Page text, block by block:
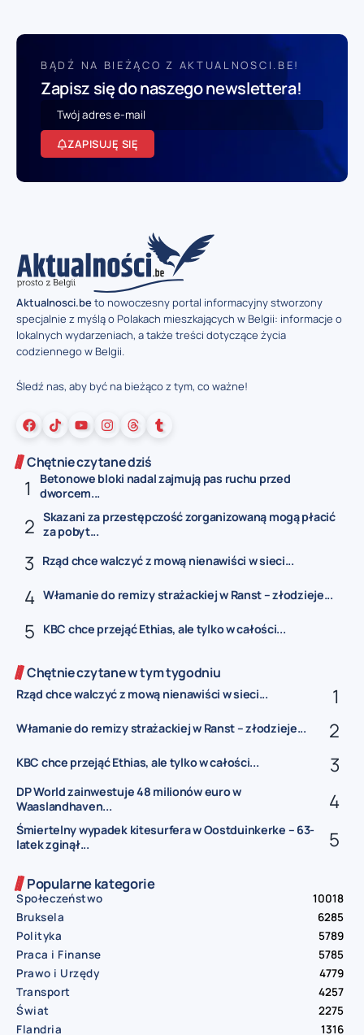
BĄDŹ NA BIEŻĄCO Z AKTUALNOSCI.BE!
Zapisz się do naszego newslettera!
ZAPISUJĘ SIĘ
Aktualnosci.beto nowoczesny portal informacyjny stworzony
specjalnie z myślą o Polakach mieszkających w Belgii: informacje o
lokalnych wydarzeniach, a także treści dotyczące życia
codziennego w Belgii.
Śledź nas, aby być na bieżąco z tym, co ważne!
Chętnie czytane dziś
Betonowe bloki nadal zajmują pas ruchu przed
dworcem...
Skazani za przestępczość zorganizowaną mogą płacić
za pobyt...
Rząd chce walczyć z mową nienawiści w sieci...
Włamanie do remizy strażackiej w Ranst – złodzieje...
KBC chce przejąć Ethias, ale tylko w całości...
Chętnie czytane w tym tygodniu
Rząd chce walczyć z mową nienawiści w sieci...
Włamanie do remizy strażackiej w Ranst – złodzieje...
KBC chce przejąć Ethias, ale tylko w całości...
DP World zainwestuje 48 milionów euro w
Waaslandhaven...
Śmiertelny wypadek kitesurfera w Oostduinkerke – 63-
latek zginął...
Popularne kategorie
Społeczeństwo
10018
Bruksela
6285
Polityka
5789
Praca i Finanse
5785
Prawo i Urzędy
4779
Transport
4257
Świat
2275
Flandria
1316